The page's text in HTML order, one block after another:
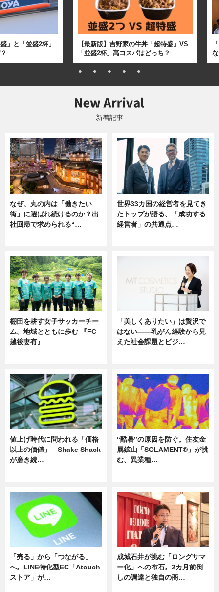
」と「並盛2杯」
【最新版】吉野家の牛丼「超特盛」VS
「並盛2杯」高コスパはどっち？
新着記事
なぜ、丸の内は「働きたい
街」に選ばれ続けるのか？出
社回帰で求められる“…
世界33カ国の経営者を見てき
たトップが語る、「成功する
経営者」の共通点…
棚田を耕す女子サッカーチー
ム。地域とともに歩む 『FC
越後妻有』
「美しくありたい」は贅沢で
はない――乳がん経験から見
えた社会課題とビジ…
値上げ時代に問われる「価格
以上の価値」 Shake Shack
が磨き続…
“酷暑”の原因を防ぐ。住友金
属鉱山「SOLAMENT®」が挑
む、異業種…
「売る」から「つながる」
へ。LINE特化型EC「Atouch
ストア」が…
成城石井が挑む「ロングサマ
ー化」への布石。2カ月前倒
しの調達と独自の商…